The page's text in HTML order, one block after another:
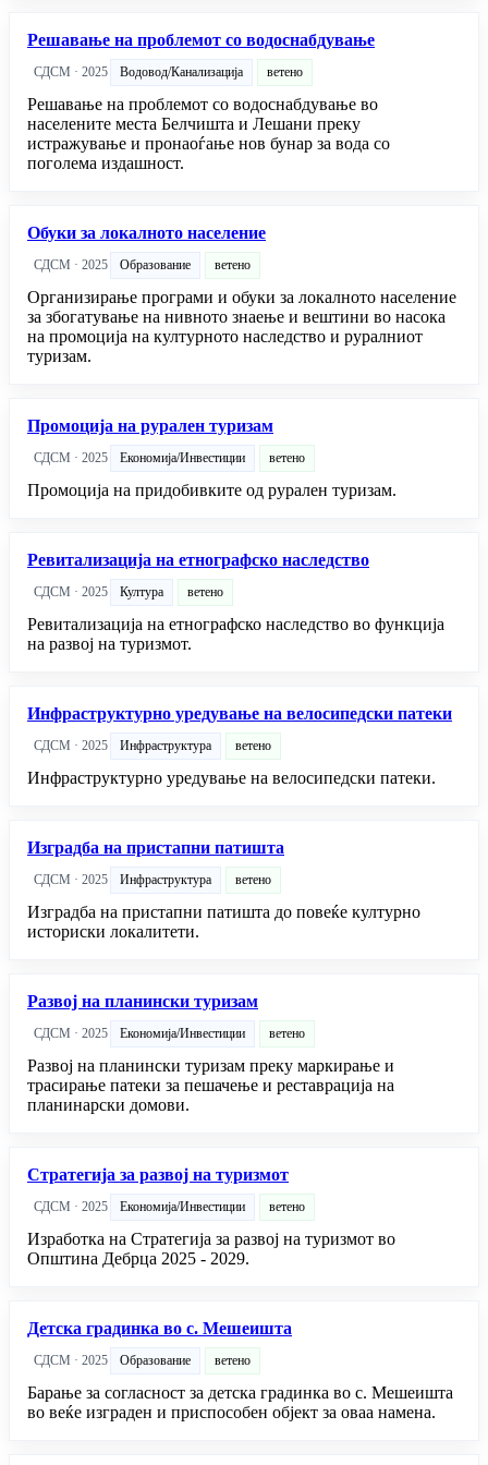
Решавање на проблемот со водоснабдување
СДСМ · 2025 Водовод/Канализација ветено
Решавање на проблемот со водоснабдување во
населените места Белчишта и Лешани преку
истражување и пронаоѓање нов бунар за вода со
поголема издашност.
Обуки за локалното население
СДСМ · 2025 Образование ветено
Организирање програми и обуки за локалното население
за збогатување на нивното знаење и вештини во насока
на промоција на културното наследство и руралниот
туризам.
Промоција на рурален туризам
СДСМ · 2025 Економија/Инвестиции ветено
Промоција на придобивките од рурален туризам.
Ревитализација на етнографско наследство
СДСМ · 2025 Култура ветено
Ревитализација на етнографско наследство во функција
на развој на туризмот.
Инфраструктурно уредување на велосипедски патеки
СДСМ · 2025 Инфраструктура ветено
Инфраструктурно уредување на велосипедски патеки.
Изградба на пристапни патишта
СДСМ · 2025 Инфраструктура ветено
Изградба на пристапни патишта до повеќе културно
историски локалитети.
Развој на планински туризам
СДСМ · 2025 Економија/Инвестиции ветено
Развој на планински туризам преку маркирање и
трасирање патеки за пешачење и реставрација на
планинарски домови.
Стратегија за развој на туризмот
СДСМ · 2025 Економија/Инвестиции ветено
Изработка на Стратегија за развој на туризмот во
Општина Дебрца 2025 - 2029.
Детска градинка во с. Мешеишта
СДСМ · 2025 Образование ветено
Барање за согласност за детска градинка во с. Мешеишта
во веќе изграден и приспособен објект за оваа намена.